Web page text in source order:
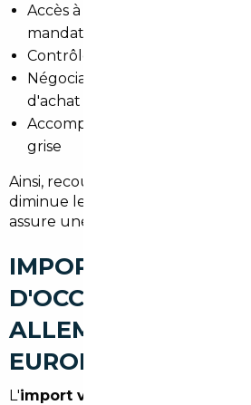
Accès à un réseau européen
mandataires
Contrôle technique et
Négociation professionnelle
d'achat
Accompagnement
grise
Ainsi, recourir à un
diminue les risques liés aux
assure une transaction
IMPORT DE
D'OCCASION À
ALLEMAGNE,
EUROPE
L'import voiture Allemagne